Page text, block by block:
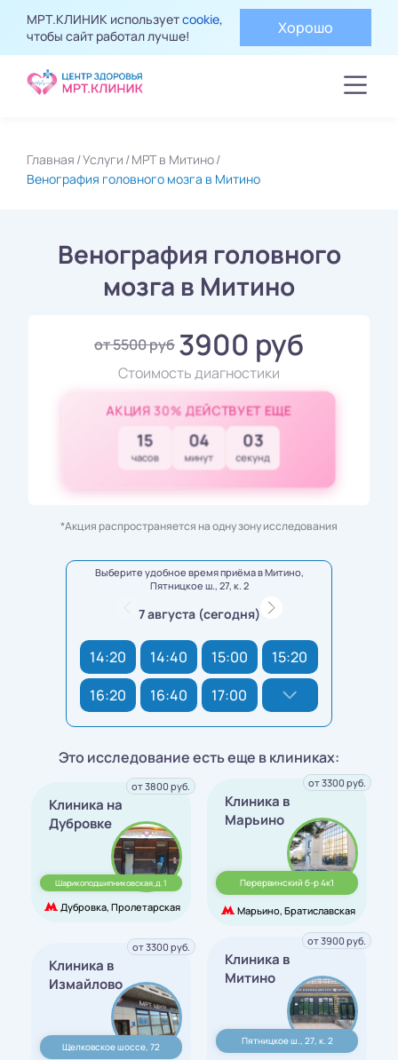
МРТ.КЛИНИК используетcookie,
чтобы сайт работал лучше!
Хорошо
Главная Услуги МРТ в Митино
Венография головного мозга в Митино
Венография головного
мозга в Митино
от 5500 руб 3900 руб
Стоимость диагностики
АКЦИЯ 30% ДЕЙСТВУЕТ ЕЩЕ
15
часов
04
минут
02
секунд
*Акция распространяется на одну зону исследования
Выберите удобное время приёма в Митино,
Пятницкое ш., 27, к. 2
7 августа (сегодня)
14:20 14:40 15:00
15:20
16:20
16:40 17:00
Это исследование есть еще в клиниках:
Клиника на
Дубровке
Шарикоподшипниковская,д. 1
Дубровка, Пролетарская
от 3800 руб.
Клиника в
Марьино
Перервинский б-р 4к1
Марьино, Братиславская
от 3300 руб.
Клиника в
Измайлово
Щелковское шоссе, 72
от 3300 руб.
Клиника в
Митино
Пятницкое ш., 27, к. 2
от 3900 руб.